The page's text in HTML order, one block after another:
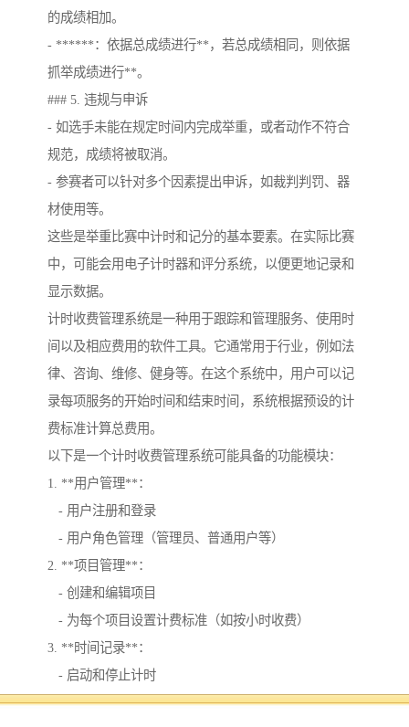
的成绩相加。
- ******：依据总成绩进行**，若总成绩相同，则依据
抓举成绩进行**。
### 5. 违规与申诉
- 如选手未能在规定时间内完成举重，或者动作不符合
规范，成绩将被取消。
- 参赛者可以针对多个因素提出申诉，如裁判判罚、器
材使用等。
这些是举重比赛中计时和记分的基本要素。在实际比赛
中，可能会用电子计时器和评分系统，以便更地记录和
显示数据。
计时收费管理系统是一种用于跟踪和管理服务、使用时
间以及相应费用的软件工具。它通常用于行业，例如法
律、咨询、维修、健身等。在这个系统中，用户可以记
录每项服务的开始时间和结束时间，系统根据预设的计
费标准计算总费用。
以下是一个计时收费管理系统可能具备的功能模块：
1. **用户管理**：
- 用户注册和登录
- 用户角色管理（管理员、普通用户等）
2. **项目管理**：
- 创建和编辑项目
- 为每个项目设置计费标准（如按小时收费）
3. **时间记录**：
- 启动和停止计时
- 手动输入时间记录